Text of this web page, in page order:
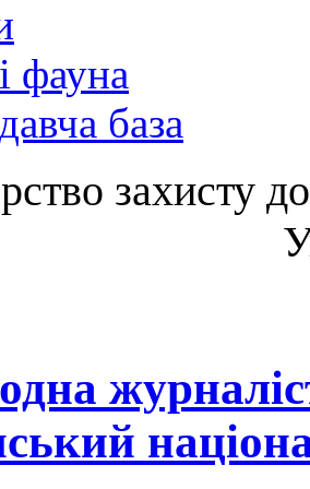
фауна
база
захисту